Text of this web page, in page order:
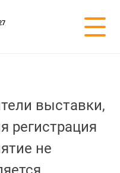
выставки,
регистрация
не